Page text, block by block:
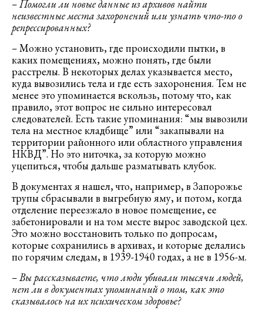
– Помогли ли новые данные из архивов найти
неизвестные места захоронений или узнать что-то о
репрессированных?
–Можно установить, где происходили пытки, в
каких помещениях, можно понять, где были
расстрелы. В некоторых делах указывается место,
куда вывозились тела и где есть захоронения. Тем не
менее это упоминается вскользь, потому что, как
правило, этот вопрос не сильно интересовал
следователей. Есть такие упоминания: “мы вывозили
тела на местное кладбище” или “закапывали на
территории районного или областного управления
НКВД”. Но это ниточка, за которую можно
уцепиться, чтобы дальше разматывать клубок.
В документах я нашел, что, например, в Запорожье
трупы сбрасывали в выгребную яму, и потом, когда
отделение переезжало в новое помещение, ее
забетонировали и на том месте вырос заводской цех.
Это можно восстановить только по допросам,
которые сохранились в архивах, и которые делались
по горячим следам, в 1939-1940 годах, а не в 1956-м.
– Вы рассказываете, что люди убивали тысячи людей,
нет ли в документах упоминаний о том, как это
сказывалось на их психическом здоровье?